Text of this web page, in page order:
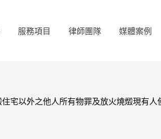
服務項目 律師團隊 媒體案例
宅以外之他人所有物罪及放火燒燬現有人